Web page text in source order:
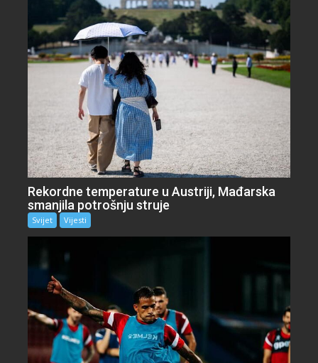
Rekordne temperature u Austriji, Mađarska
smanjila potrošnju struje
Svijet Vijesti